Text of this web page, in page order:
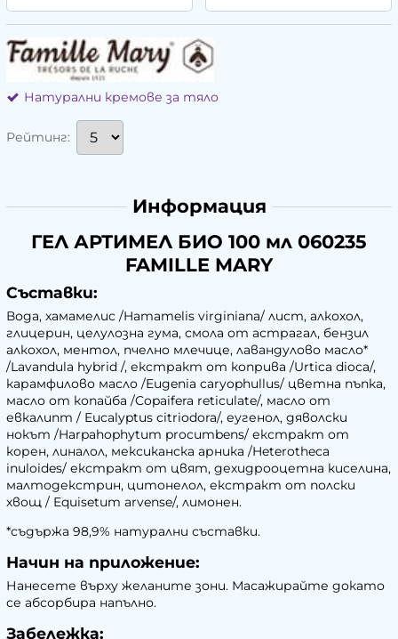
Натурални кремове за тяло
Рейтинг:
Информация
ГЕЛ АРТИМЕЛ БИО 100 мл 060235
FAMILLE MARY
Съставки:
Вода, хамамелис /Hamamelis virginiana/ лист, алкохол,
глицерин, целулозна гума, смoла от астрагал, бензил
алкохол, ментол, пчелно млечице, лавандулово масло*
/Lavandula hybrid /, екстракт от коприва /Urtica dioca/,
карамфилово масло /Eugenia caryophullus/ цветна пъпка,
масло от копайба /Copaifera reticulate/, масло от
евкалипт / Eucalyptus citriodora/, еугенол, дяволски
нокът /Harpahophytum procumbens/ екстракт от
корен, линалол, мексиканска арника /Heterotheca
inuloides/ екстракт от цвят, дехидрооцетна киселина,
малтодекстрин, цитонелол, екстракт от полски
хвощ / Equisetum arvense/, лимонен.
*съдържа 98,9% натурални съставки.
Начин на приложение:
Нанесете върху желаните зони. Масажирайте докато
се абсорбира напълно.
Забележка: